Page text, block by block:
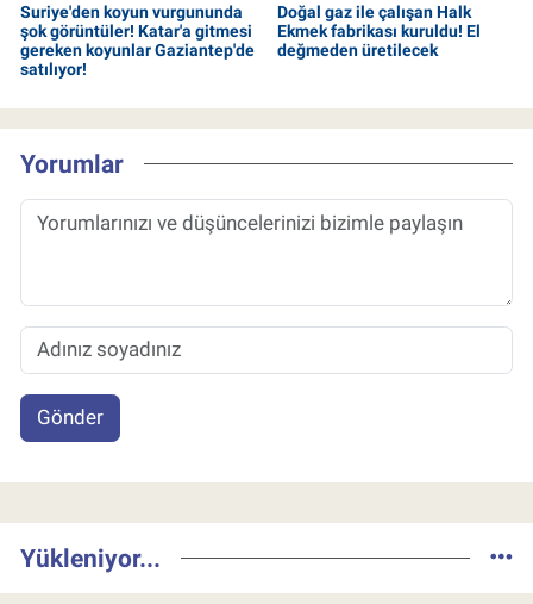
Suriye'den koyun vurgununda
şok görüntüler! Katar'a gitmesi
gereken koyunlar Gaziantep'de
satılıyor!
Doğal gaz ile çalışan Halk
Ekmek fabrikası kuruldu! El
değmeden üretilecek
Yorumlar
Gönder
Yükleniyor...